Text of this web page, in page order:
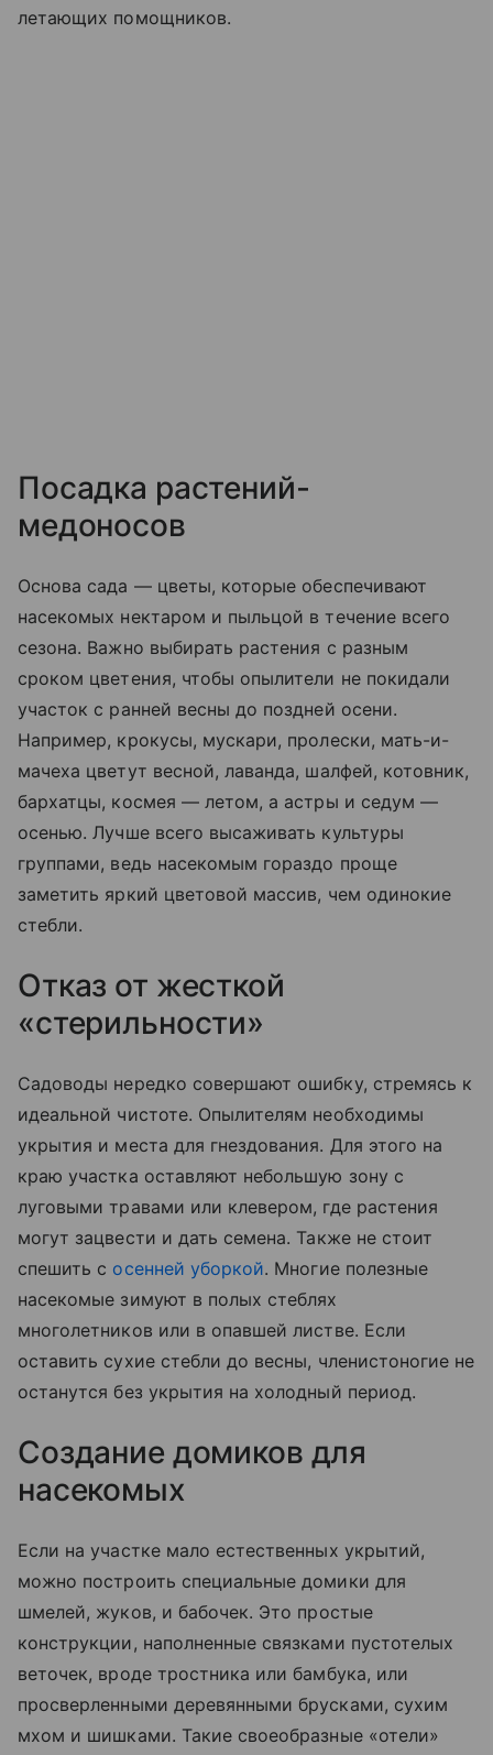
летающих помощников.
Посадка растений-
медоносов
Основа сада — цветы, которые обеспечивают
насекомых нектаром и пыльцой в течение всего
сезона. Важно выбирать растения с разным
сроком цветения, чтобы опылители не покидали
участок с ранней весны до поздней осени.
Например, крокусы, мускари, пролески, мать-и-
мачеха цветут весной, лаванда, шалфей, котовник,
бархатцы, космея — летом, а астры и седум —
осенью. Лучше всего высаживать культуры
группами, ведь насекомым гораздо проще
заметить яркий цветовой массив, чем одинокие
стебли.
Отказ от жесткой
«стерильности»
Садоводы нередко совершают ошибку, стремясь к
идеальной чистоте. Опылителям необходимы
укрытия и места для гнездования. Для этого на
краю участка оставляют небольшую зону с
луговыми травами или клевером, где растения
могут зацвести и дать семена. Также не стоит
спешить с осенней уборкой. Многие полезные
насекомые зимуют в полых стеблях
многолетников или в опавшей листве. Если
оставить сухие стебли до весны, членистоногие не
останутся без укрытия на холодный период.
Создание домиков для
насекомых
Если на участке мало естественных укрытий,
можно построить специальные домики для
шмелей, жуков, и бабочек. Это простые
конструкции, наполненные связками пустотелых
веточек, вроде тростника или бамбука, или
просверленными деревянными брусками, сухим
мхом и шишками. Такие своеобразные «отели»